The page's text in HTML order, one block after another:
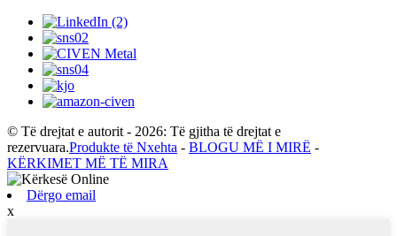
© Të drejtat e autorit - 2026: Të gjitha të drejtat e
rezervuara.Produkte të Nxehta - BLOGU MË I MIRË -
KËRKIMET MË TË MIRA
Dërgo email
x